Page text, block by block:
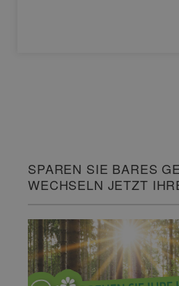
SPAREN SIE BARES
WECHSELN JETZT